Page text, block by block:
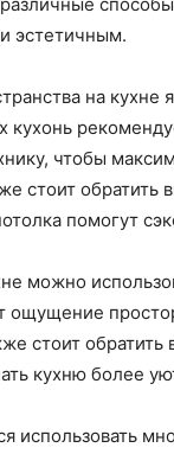
эстетичным.
на кухне
чтобы
стоит обратить
помогут
можно
ощущение
стоит обратить
кухню более
использовать